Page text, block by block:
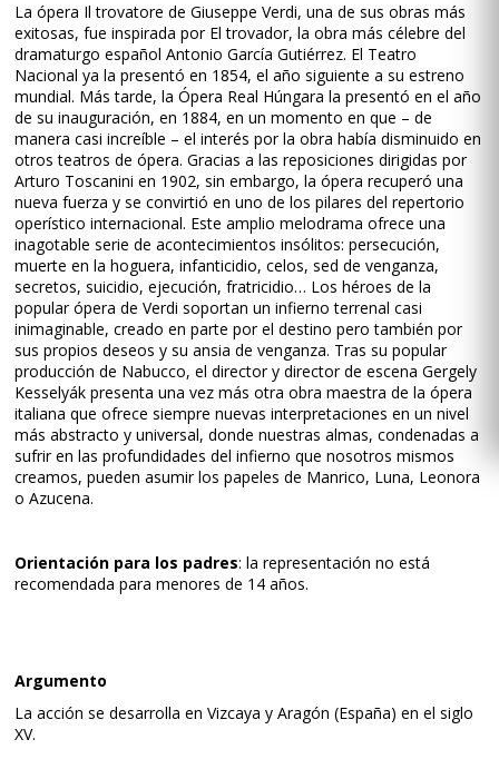
La ópera Il trovatore de Giuseppe Verdi, una de sus obras más
exitosas, fue inspirada por El trovador, la obra más célebre del
dramaturgo español Antonio García Gutiérrez. El Teatro
Nacional ya la presentó en 1854, el año siguiente a su estreno
mundial. Más tarde, la Ópera Real Húngara la presentó en el año
de su inauguración, en 1884, en un momento en que – de
manera casi increíble – el interés por la obra había disminuido en
otros teatros de ópera. Gracias a las reposiciones dirigidas por
Arturo Toscanini en 1902, sin embargo, la ópera recuperó una
nueva fuerza y se convirtió en uno de los pilares del repertorio
operístico internacional. Este amplio melodrama ofrece una
inagotable serie de acontecimientos insólitos: persecución,
muerte en la hoguera, infanticidio, celos, sed de venganza,
secretos, suicidio, ejecución, fratricidio… Los héroes de la
popular ópera de Verdi soportan un infierno terrenal casi
inimaginable, creado en parte por el destino pero también por
sus propios deseos y su ansia de venganza. Tras su popular
producción de Nabucco, el director y director de escena Gergely
Kesselyák presenta una vez más otra obra maestra de la ópera
italiana que ofrece siempre nuevas interpretaciones en un nivel
más abstracto y universal, donde nuestras almas, condenadas a
sufrir en las profundidades del infierno que nosotros mismos
creamos, pueden asumir los papeles de Manrico, Luna, Leonora
o Azucena.
Orientación para los padres: la representación no está
recomendada para menores de 14 años.
Argumento
La acción se desarrolla en Vizcaya y Aragón (España) en el siglo
XV.